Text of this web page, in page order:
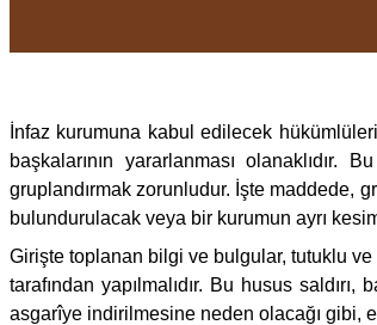
İnfaz kurumuna kabul edilecek
başkalarının yararlanması
gruplandırmak zorunludur. İşte maddede,
bulundurulacak veya bir kurumun ayrı
Girişte toplanan bilgi ve bulgular, tutuklu
tarafından yapılmalıdır. Bu husus
asgarîye indirilmesine neden olacağı gibi,